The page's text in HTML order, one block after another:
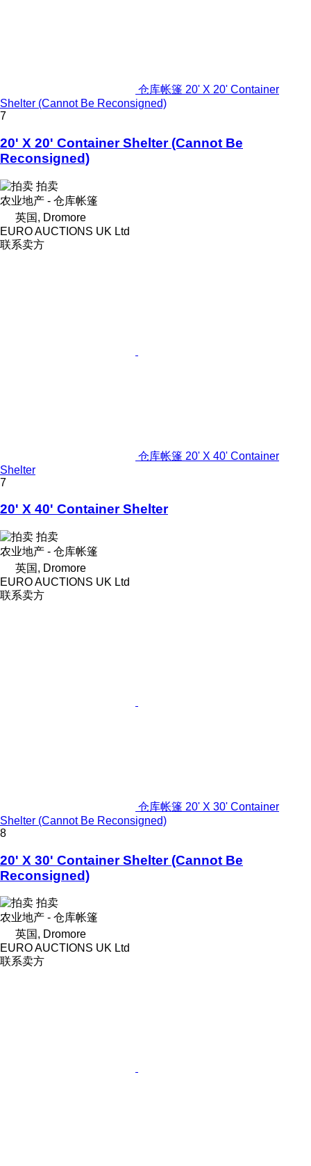
仓库帐篷 20' X 20' Container
Shelter (Cannot Be Reconsigned)
7
20' X 20' Container Shelter (Cannot Be
Reconsigned)
拍卖
农业地产 - 仓库帐篷
英国, Dromore
EURO AUCTIONS UK Ltd
联系卖方
仓库帐篷 20' X 40' Container
Shelter
7
20' X 40' Container Shelter
拍卖
农业地产 - 仓库帐篷
英国, Dromore
EURO AUCTIONS UK Ltd
联系卖方
仓库帐篷 20' X 30' Container
Shelter (Cannot Be Reconsigned)
8
20' X 30' Container Shelter (Cannot Be
Reconsigned)
拍卖
农业地产 - 仓库帐篷
英国, Dromore
EURO AUCTIONS UK Ltd
联系卖方